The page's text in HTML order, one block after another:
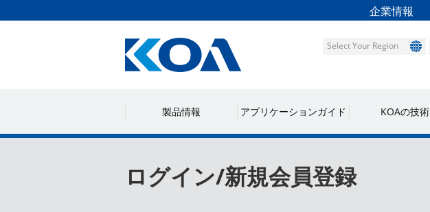
企業情報
Select Your Region
製品情報 アプリケーションガイド KOAの技術
ログイン/新規会員登録